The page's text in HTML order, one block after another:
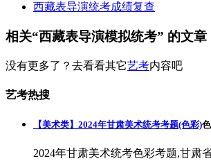
西藏表导演统考成绩复查
相关“西藏表导演模拟统考” 的文章
没有更多了？去看看其它艺考内容吧
艺考热搜
【美术类】2024年甘肃美术统考考题(色彩)
2024年甘肃美术统考色彩考题,甘肃